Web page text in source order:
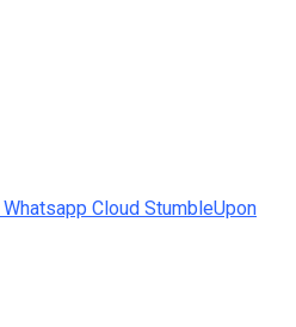
Whatsapp Cloud StumbleUpon